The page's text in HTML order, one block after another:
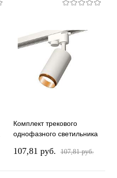
Комплект трекового
однофазного светильника
белый песок/золото
107,81 pуб. 107,81 pуб.